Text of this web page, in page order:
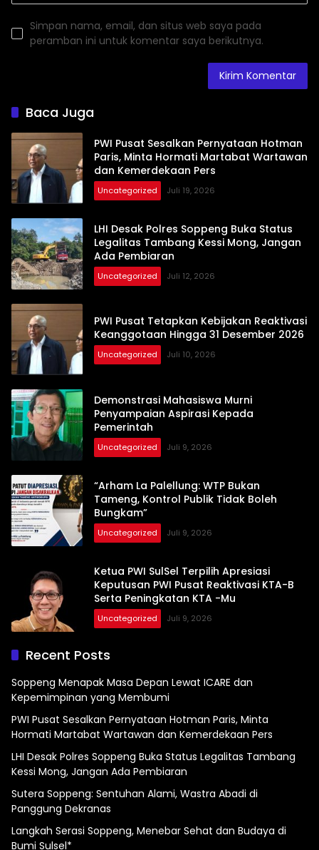
Simpan nama, email, dan situs web saya pada
peramban ini untuk komentar saya berikutnya.
Baca Juga
PWI Pusat Sesalkan Pernyataan Hotman
Paris, Minta Hormati Martabat Wartawan
dan Kemerdekaan Pers
Uncategorized Juli 19, 2026
LHI Desak Polres Soppeng Buka Status
Legalitas Tambang Kessi Mong, Jangan
Ada Pembiaran
Uncategorized Juli 12, 2026
PWI Pusat Tetapkan Kebijakan Reaktivasi
Keanggotaan Hingga 31 Desember 2026
Uncategorized Juli 10, 2026
Demonstrasi Mahasiswa Murni
Penyampaian Aspirasi Kepada
Pemerintah
Uncategorized Juli 9, 2026
“Arham La Palellung: WTP Bukan
Tameng, Kontrol Publik Tidak Boleh
Bungkam”
Uncategorized Juli 9, 2026
Ketua PWI SulSel Terpilih Apresiasi
Keputusan PWI Pusat Reaktivasi KTA-B
Serta Peningkatan KTA -Mu
Uncategorized Juli 9, 2026
Recent Posts
Soppeng Menapak Masa Depan Lewat ICARE dan
Kepemimpinan yang Membumi
PWI Pusat Sesalkan Pernyataan Hotman Paris, Minta
Hormati Martabat Wartawan dan Kemerdekaan Pers
LHI Desak Polres Soppeng Buka Status Legalitas Tambang
Kessi Mong, Jangan Ada Pembiaran
Sutera Soppeng: Sentuhan Alami, Wastra Abadi di
Panggung Dekranas
Langkah Serasi Soppeng, Menebar Sehat dan Budaya di
Bumi Sulsel*